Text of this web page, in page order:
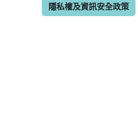
隱私權及資訊安全政策